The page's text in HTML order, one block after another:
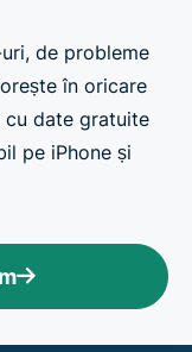
de probleme
în oricare
cu date gratuite
pe iPhone și